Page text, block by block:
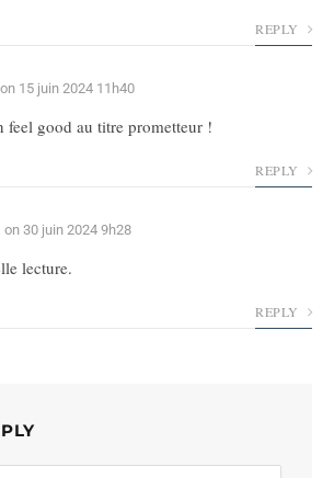
REPLY
on 15 juin 2024 11h40
feel good au titre prometteur !
REPLY
on 30 juin 2024 9h28
lecture.
REPLY